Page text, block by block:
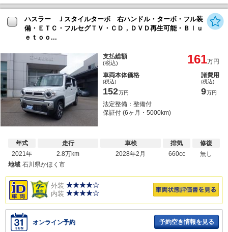
ハスラー Ｊスタイルターボ 右ハンドル・ターボ・フル装
備・ＥＴＣ・フルセグＴＶ・ＣＤ，ＤＶＤ再生可能・Ｂｌｕ
ｅｔｏｏ...
支払総額
(税込) 161万円
車両本体価格
(税込)
152万円
諸費用
(税込)
9万円
法定整備：整備付
保証付 (6ヶ月・5000km)
年式
2021年
走行
2.8万km
車検
2028年2月
排気
660cc
修復
無し
地域 石川県かほく市
外装
内装
オンライン予約 予約空き情報を見る